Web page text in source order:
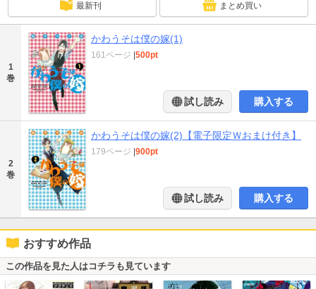
最新刊 まとめ買い
1
巻
かわうそは僕の嫁(1)
161ページ 500pt
試し読み 購入する
2
巻
かわうそは僕の嫁(2)【電子限定Ｗおまけ付き】
179ページ 900pt
試し読み 購入する
おすすめ作品
この作品を見た人はコチラも見ています